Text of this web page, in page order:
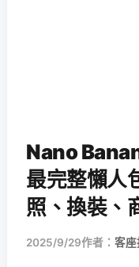
Nano
最完整懶人
照、換裝、
2025/9/29作者： 客座